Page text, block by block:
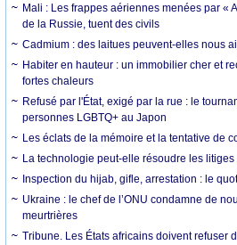
Mali : Les frappes aériennes menées par «
de la Russie, tuent des civils
Cadmium : des laitues peuvent-elles nous
Habiter en hauteur : un immobilier cher et
fortes chaleurs
Refusé par l'État, exigé par la rue : le
personnes LGBTQ+ au Japon
Les éclats de la mémoire et la tentative de
La technologie peut-elle résoudre les
Inspection du hijab, gifle, arrestation : le
Ukraine : le chef de l’ONU condamne de
meurtrières
Tribune. Les États africains doivent refuser